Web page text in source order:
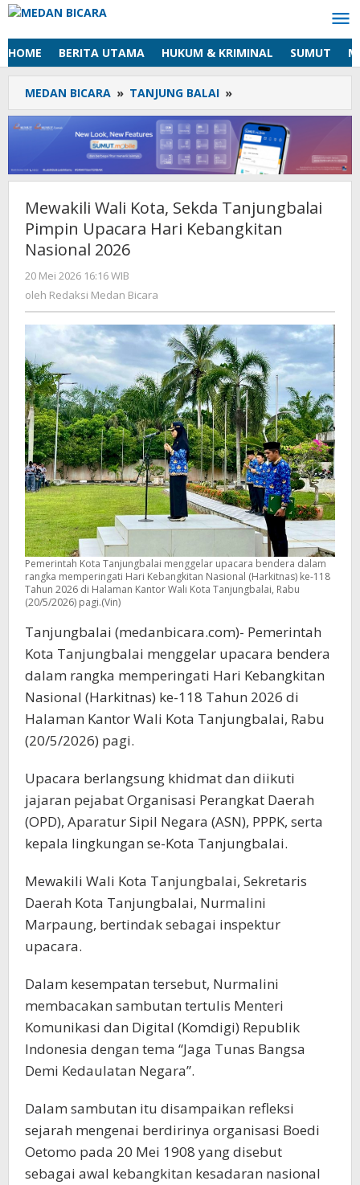
Lewati
konten
HOME BERITA UTAMA HUKUM & KRIMINAL SUMUT
MEDAN BICARA » TANJUNG BALAI »
Wali
Kota,
Sekda
Tanjungbalai
Pimpin
Hari
Kebangkitan
Mewakili Wali Kota, Sekda Tanjungbalai
Pimpin Upacara Hari Kebangkitan
Nasional 2026
20 Mei 2026 16:16 WIB
Redaksi
Bicara
oleh Redaksi Medan Bicara
Pemerintah Kota Tanjungbalai menggelar upacara bendera dalam
rangka memperingati Hari Kebangkitan Nasional (Harkitnas) ke-118
Tahun 2026 di Halaman Kantor Wali Kota Tanjungbalai, Rabu
(20/5/2026) pagi.(Vin)
Tanjungbalai (medanbicara.com)- Pemerintah
Kota Tanjungbalai menggelar upacara bendera
dalam rangka memperingati Hari Kebangkitan
Nasional (Harkitnas) ke-118 Tahun 2026 di
Halaman Kantor Wali Kota Tanjungbalai, Rabu
(20/5/2026) pagi.
Upacara berlangsung khidmat dan diikuti
jajaran pejabat Organisasi Perangkat Daerah
(OPD), Aparatur Sipil Negara (ASN), PPPK, serta
kepala lingkungan se-Kota Tanjungbalai.
Mewakili Wali Kota Tanjungbalai, Sekretaris
Daerah Kota Tanjungbalai, Nurmalini
Marpaung, bertindak sebagai inspektur
upacara.
Dalam kesempatan tersebut, Nurmalini
membacakan sambutan tertulis Menteri
Komunikasi dan Digital (Komdigi) Republik
Indonesia dengan tema “Jaga Tunas Bangsa
Demi Kedaulatan Negara”.
Dalam sambutan itu disampaikan refleksi
sejarah mengenai berdirinya organisasi Boedi
Oetomo pada 20 Mei 1908 yang disebut
sebagai awal kebangkitan kesadaran nasional